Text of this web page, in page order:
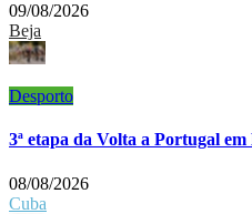
09/08/2026
Beja
Desporto
3ª etapa da Volta a Portugal
08/08/2026
Cuba